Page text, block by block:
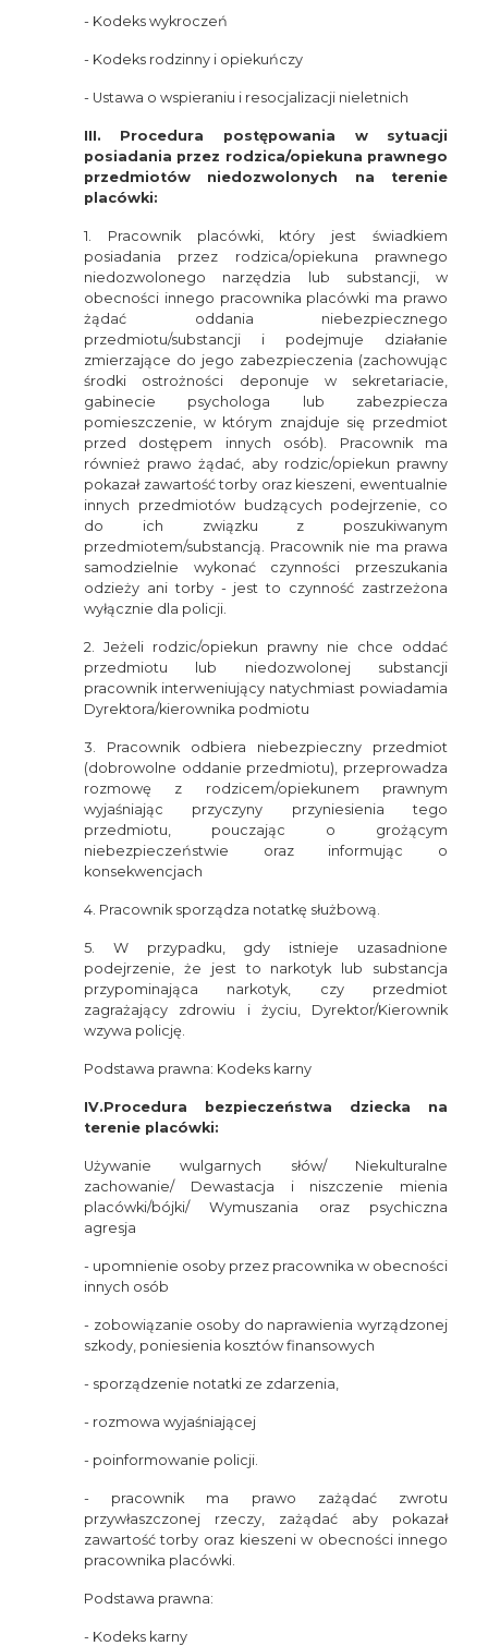
- Kodeks wykroczeń
- Kodeks rodzinny i opiekuńczy
- Ustawa o wspieraniu i resocjalizacji nieletnich
III. Procedura postępowania w sytuacji
posiadania przez rodzica/opiekuna prawnego
przedmiotów niedozwolonych na terenie
placówki:
1. Pracownik placówki, który jest świadkiem
posiadania przez rodzica/opiekuna prawnego
niedozwolonego narzędzia lub substancji, w
obecności innego pracownika placówki ma prawo
żądać oddania niebezpiecznego
przedmiotu/substancji i podejmuje działanie
zmierzające do jego zabezpieczenia (zachowując
środki ostrożności deponuje w sekretariacie,
gabinecie psychologa lub zabezpiecza
pomieszczenie, w którym znajduje się przedmiot
przed dostępem innych osób). Pracownik ma
również prawo żądać, aby rodzic/opiekun prawny
pokazał zawartość torby oraz kieszeni, ewentualnie
innych przedmiotów budzących podejrzenie, co
do ich związku z poszukiwanym
przedmiotem/substancją. Pracownik nie ma prawa
samodzielnie wykonać czynności przeszukania
odzieży ani torby - jest to czynność zastrzeżona
wyłącznie dla policji.
2. Jeżeli rodzic/opiekun prawny nie chce oddać
przedmiotu lub niedozwolonej substancji
pracownik interweniujący natychmiast powiadamia
Dyrektora/kierownika podmiotu
3. Pracownik odbiera niebezpieczny przedmiot
(dobrowolne oddanie przedmiotu), przeprowadza
rozmowę z rodzicem/opiekunem prawnym
wyjaśniając przyczyny przyniesienia tego
przedmiotu, pouczając o grożącym
niebezpieczeństwie oraz informując o
konsekwencjach
4. Pracownik sporządza notatkę służbową.
5. W przypadku, gdy istnieje uzasadnione
podejrzenie, że jest to narkotyk lub substancja
przypominająca narkotyk, czy przedmiot
zagrażający zdrowiu i życiu, Dyrektor/Kierownik
wzywa policję.
Podstawa prawna: Kodeks karny
IV.Procedura bezpieczeństwa dziecka na
terenie placówki:
Używanie wulgarnych słów/ Niekulturalne
zachowanie/ Dewastacja i niszczenie mienia
placówki/bójki/ Wymuszania oraz psychiczna
agresja
- upomnienie osoby przez pracownika w obecności
innych osób
- zobowiązanie osoby do naprawienia wyrządzonej
szkody, poniesienia kosztów finansowych
- sporządzenie notatki ze zdarzenia,
- rozmowa wyjaśniającej
- poinformowanie policji.
- pracownik ma prawo zażądać zwrotu
przywłaszczonej rzeczy, zażądać aby pokazał
zawartość torby oraz kieszeni w obecności innego
pracownika placówki.
Podstawa prawna:
- Kodeks karny